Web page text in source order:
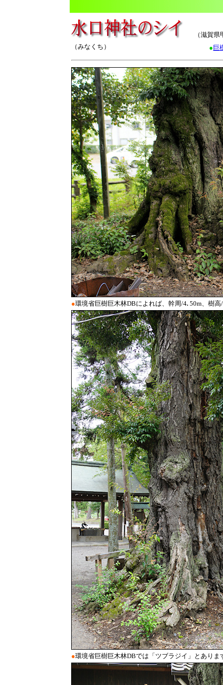
（滋賀県
（みなくち）
● 巨
●環境省巨樹巨木林DBによれば、幹周/4. 50m、樹高
●環境省巨樹巨木林DBでは「ツブラジイ」とあり